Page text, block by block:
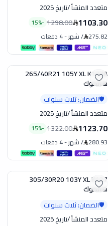
متعدد المنشأ/تاريخ 2025
1103.30
1298.00
-
15%
275.82
/شهر-4 دفعات
تخفيض265/40R21 105Y XL K137A
هانكوك
🛡️الضمان: ثلاث سنوات
متعدد المنشأ/تاريخ 2025
1123.70
1322.00
-
15%
280.93
/شهر-4 دفعات
تخفيض305/30R20 103Y XL K127
هانكوك
🛡️الضمان: ثلاث سنوات
متعدد المنشأ/تاريخ 2025